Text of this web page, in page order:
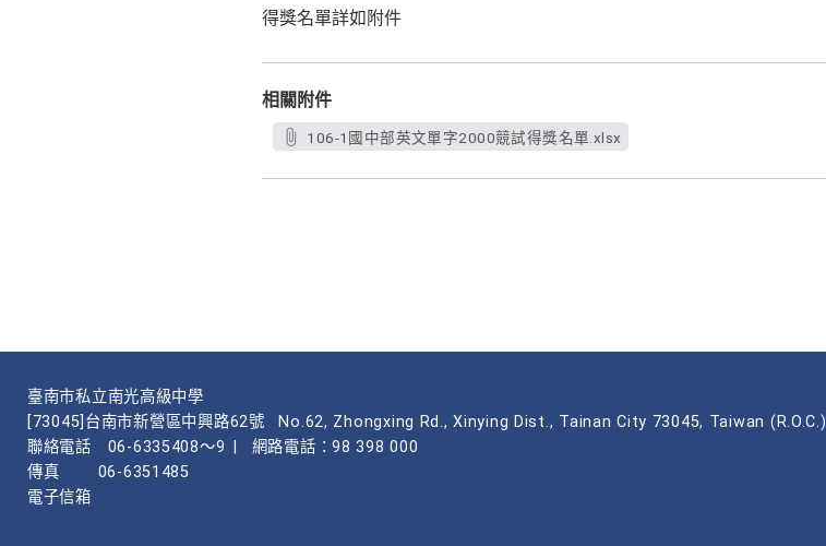
得獎名單詳如附件
相關附件
106-1國中部英文單字2000競試得獎名單.xlsx
臺南市私立南光高級中學
[73045]台南市新營區中興路62號
No.62, Zhongxing Rd., Xinying Dist., Tainan City 73045, Taiwan (R.O.C.)
聯絡電話
06-6335408～9
網路電話：98 398 000
傳真
06-6351485
電子信箱